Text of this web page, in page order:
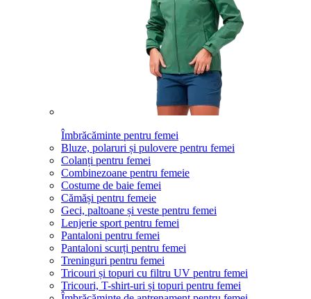
Îmbrăcăminte pentru femei
Bluze, polaruri și pulovere pentru femei
Colanți pentru femei
Combinezoane pentru femeie
Costume de baie femei
Cămăși pentru femeie
Geci, paltoane și veste pentru femei
Lenjerie sport pentru femei
Pantaloni pentru femei
Pantaloni scurți pentru femei
Treninguri pentru femei
Tricouri și topuri cu filtru UV pentru femei
Tricouri, T-shirt-uri și topuri pentru femei